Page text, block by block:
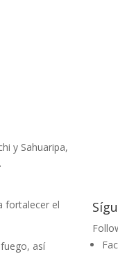
y Sahuaripa,
fortalecer el
así